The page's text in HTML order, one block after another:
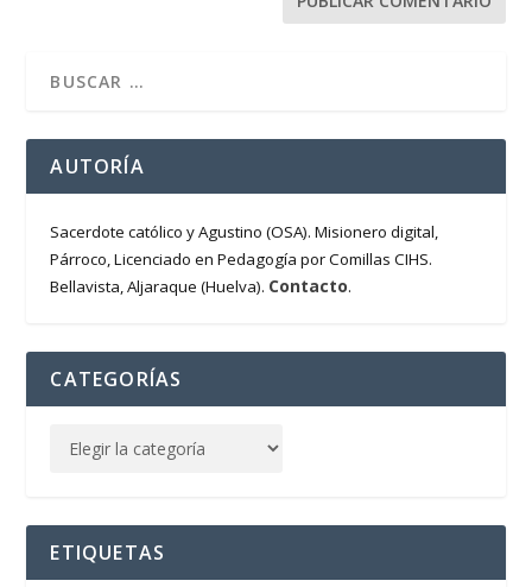
AUTORÍA
Sacerdote católico y Agustino (OSA). Misionero digital,
Párroco, Licenciado en Pedagogía por Comillas CIHS.
Bellavista, Aljaraque (Huelva). Contacto.
CATEGORÍAS
ETIQUETAS